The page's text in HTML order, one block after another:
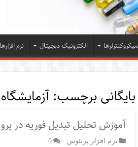
میکروکنترلرها الکترونیک دیجیتال نرم
بایگانی برچسب:آزمایشگاه
آموزش تحلیل تبدیل فوریه در
نرم افزار پرتئوس 0